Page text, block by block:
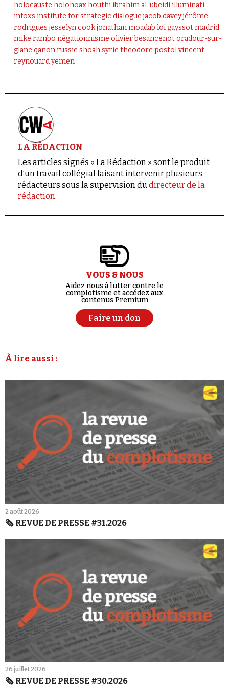
holocauste holohoaxhouthi ibrahim al-ubeidi illuminati
infoxs institute for strategic dialogue jacob daveyjérôme
rodrigues jesselyn cookjonathan moadab loi gayssotmadrid
mike rambo négationnisme olivier besancenotoradour-sur-
glane qanonrussie shoahsyrie theodore postolvincent
reynouardyemen
LA RÉDACTION
Les articles signés « La Rédaction » sont le produit
d’un travail collégial faisant intervenir plusieurs
rédacteurs sous la supervision dudirecteur de la
rédaction.
VOUS & NOUS
Aidez nous à lutter contre le
complotisme et accédez aux
contenus Premium
Faire un don
À lire aussi :
2 août 2026
🗞️ REVUE DE PRESSE #31.2026
26 juillet 2026
🗞️ REVUE DE PRESSE #30.2026